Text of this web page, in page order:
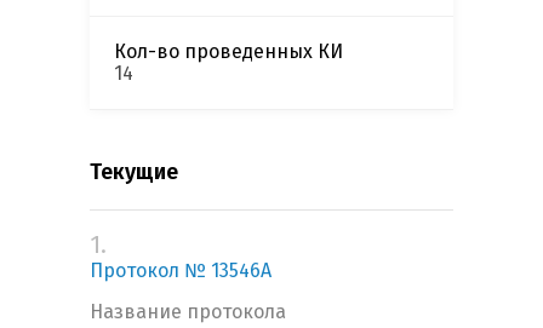
Кол-во проведенных КИ
14
Текущие
1.
Протокол № 13546А
Название протокола